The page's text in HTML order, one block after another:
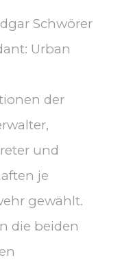
Schwörer
Urban
der
und
je
gewählt.
die beiden